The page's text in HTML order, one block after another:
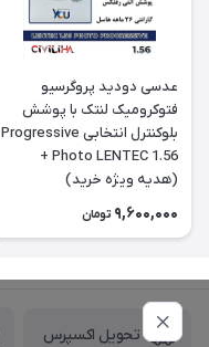
عدسی دودید پروگرسیو
فتوکرومیک لنتک با پوشش
بلوکنترل انتخابی Progressive
Photo LENTEC 1.56 +
(هدیه ویژه خرید)
9,600,000 تومان
تحویل اکسپرس